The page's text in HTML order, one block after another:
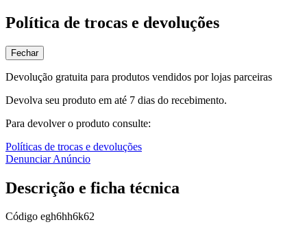
Política de trocas e devoluções
Fechar
Devolução gratuita para produtos vendidos por lojas parceiras
Devolva seu produto em até 7 dias do recebimento.
Para devolver o produto consulte:
Políticas de trocas e devoluções
Denunciar Anúncio
Descrição e ficha técnica
Código egh6hh6k62